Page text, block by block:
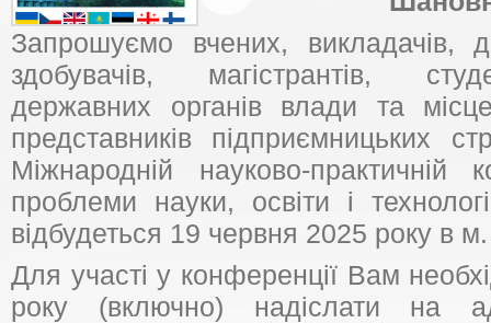
Запрошуємо вчених, викладачів,
здобувачів, магістрантів,
державних органів влади та
представників підприємницьких
Міжнародній науково-практичній
проблеми науки, освіти і
відбудеться 19 червня 2025 року в
Для участі у конференції Вам
року (включно) надіслати на